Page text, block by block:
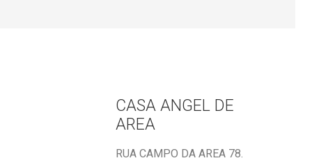
CASA ANGEL DE
AREA
RUA CAMPO DA AREA 78.